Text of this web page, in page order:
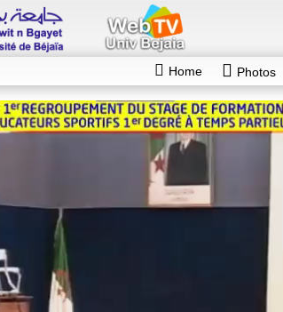
Home Photos